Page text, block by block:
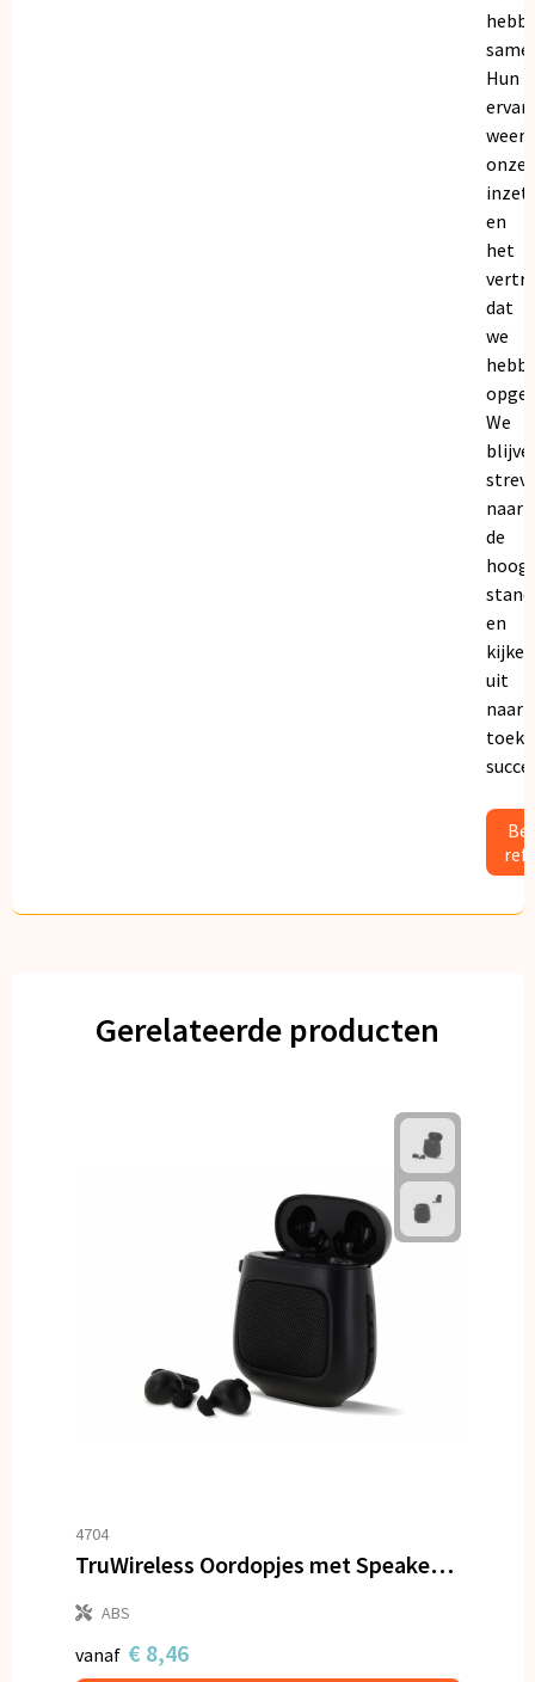
Hun
onze
inzet
en
het
dat
we
We
naar
de
en
kijken
uit
naar
Gerelateerde producten
4704
TruWireless Oordopjes met Speaker 3W
ABS
vanaf € 8,46